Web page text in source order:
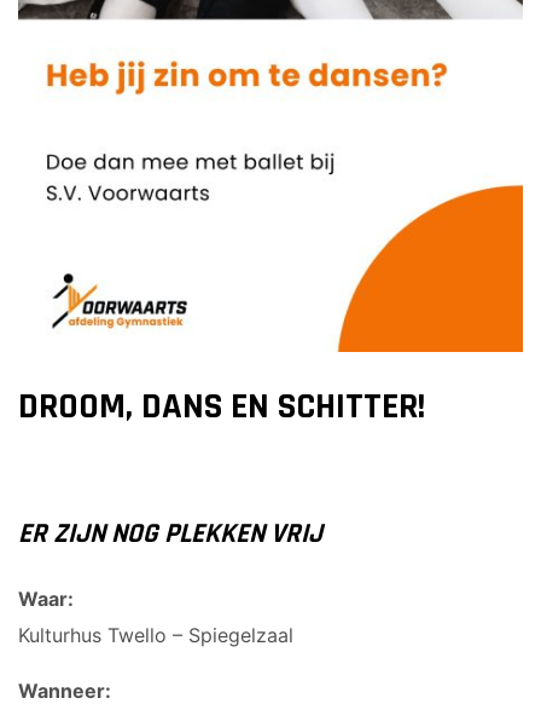
DROOM, DANS EN SCHITTER!
ER ZIJN NOG PLEKKEN VRIJ
Waar:
Kulturhus Twello – Spiegelzaal
Wanneer: